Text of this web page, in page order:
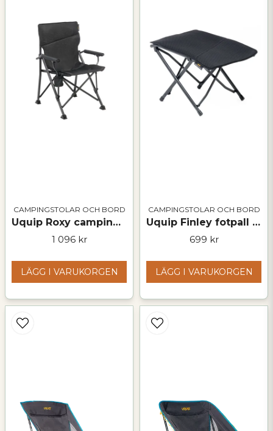
CAMPINGSTOLAR OCH BORD
Uquip Roxy campingstol – hopfällbar stol med 120 kg kapacitet
1 096 kr
LÄGG I VARUKORGEN
CAMPINGSTOLAR OCH BORD
Uquip Finley fotpall – hopfällbar och robust
699 kr
LÄGG I VARUKORGEN